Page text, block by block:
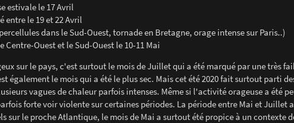
estivale le 17 Avril
entre le 19 et 22 Avril
dans le Sud-Ouest, tornade en Bretagne, orage intense sur Paris..)
Centre-Ouest et le Sud-Ouest le 10-11 Mai
sur le pays, c'est surtout le mois de Juillet qui a été marqué par une très
également le mois qui a été le plus sec. Mais cet été 2020 fait surtout parti
vagues de chaleur parfois intenses. Même si l'activité orageuse a été
forte voir violente sur certaines périodes. La période entre Mai et Juillet
sur le proche Atlantique, le mois de Mai a surtout été propice à un contexte